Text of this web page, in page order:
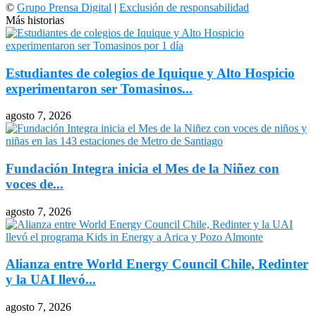
© Grupo Prensa Digital | Exclusión de responsabilidad
Más historias
Estudiantes de colegios de Iquique y Alto Hospicio
experimentaron ser Tomasinos...
agosto 7, 2026
Fundación Integra inicia el Mes de la Niñez con
voces de...
agosto 7, 2026
Alianza entre World Energy Council Chile, Redinter
y la UAI llevó...
agosto 7, 2026